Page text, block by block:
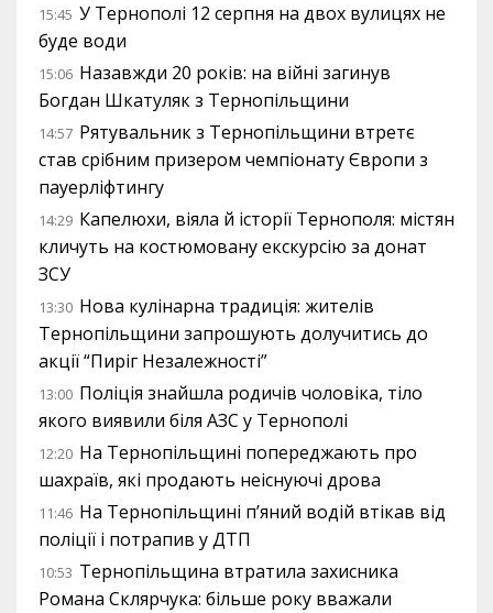
15:45 У Тернополі 12 серпня на двох вулицях не
буде води
15:06 Назавжди 20 років: на війні загинув
Богдан Шкатуляк з Тернопільщини
14:57 Рятувальник з Тернопільщини втретє
став срібним призером чемпіонату Європи з
пауерліфтингу
14:29 Капелюхи, віяла й історії Тернополя: містян
кличуть на костюмовану екскурсію за донат
ЗСУ
13:30 Нова кулінарна традиція: жителів
Тернопільщини запрошують долучитись до
акції “Пиріг Незалежності”
13:00 Поліція знайшла родичів чоловіка, тіло
якого виявили біля АЗС у Тернополі
12:20 На Тернопільщині попереджають про
шахраїв, які продають неіснуючі дрова
11:46 На Тернопільщині п’яний водій втікав від
поліції і потрапив у ДТП
10:53 Тернопільщина втратила захисника
Романа Склярчука: більше року вважали